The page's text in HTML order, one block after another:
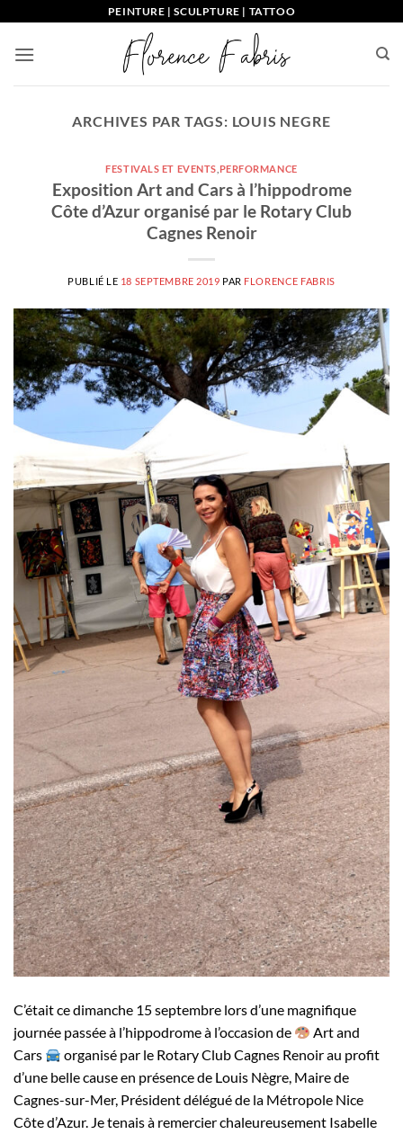
contenu
PEINTURE | SCULPTURE | TATTOO
ARCHIVES PAR TAGS: LOUIS NEGRE
FESTIVALS ET EVENTS PERFORMANCE
Exposition Art and Cars à l’hippodrome
Côte d’Azur organisé par le Rotary Club
Cagnes Renoir
PUBLIÉ LE 18 SEPTEMBRE 2019 PAR FLORENCE FABRIS
C’était ce dimanche 15 septembre lors d’une magnifique
journée passée à l’hippodrome à l’occasion de
Art and
Cars
organisé par le Rotary Club Cagnes Renoir au profit
d’une belle cause en présence de Louis Nègre, Maire de
Cagnes-sur-Mer, Président délégué de la Métropole Nice
Côte d’Azur. Je tenais à remercier chaleureusement Isabelle